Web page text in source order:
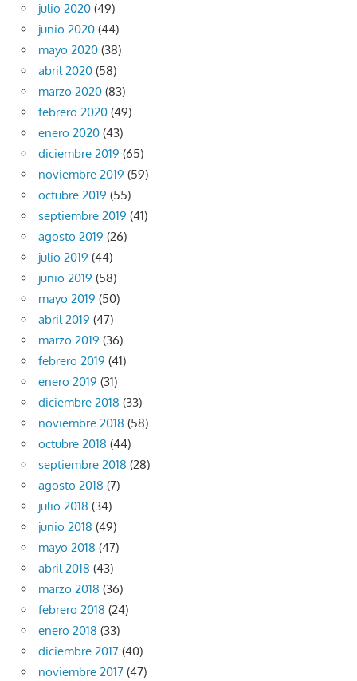
julio 2020 (49)
junio 2020 (44)
mayo 2020 (38)
abril 2020 (58)
marzo 2020 (83)
febrero 2020 (49)
enero 2020 (43)
diciembre 2019 (65)
noviembre 2019 (59)
octubre 2019 (55)
septiembre 2019 (41)
agosto 2019 (26)
julio 2019 (44)
junio 2019 (58)
mayo 2019 (50)
abril 2019 (47)
marzo 2019 (36)
febrero 2019 (41)
enero 2019 (31)
diciembre 2018 (33)
noviembre 2018 (58)
octubre 2018 (44)
septiembre 2018 (28)
agosto 2018 (7)
julio 2018 (34)
junio 2018 (49)
mayo 2018 (47)
abril 2018 (43)
marzo 2018 (36)
febrero 2018 (24)
enero 2018 (33)
diciembre 2017 (40)
noviembre 2017 (47)